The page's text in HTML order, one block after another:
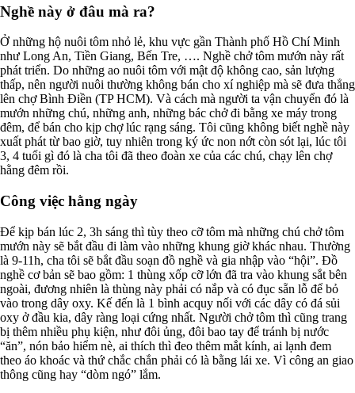
Nghề này ở đâu mà ra?
Ở những hộ nuôi tôm nhỏ lẻ, khu vực gần Thành phố Hồ Chí Minh
như Long An, Tiền Giang, Bến Tre, …. Nghề chở tôm mướn này rất
phát triển. Do những ao nuôi tôm với mật độ không cao, sản lượng
thấp, nên người nuôi thường không bán cho xí nghiệp mà sẽ đưa thẳng
lên chợ Bình Điền (TP HCM). Và cách mà người ta vận chuyển đó là
mướn những chú, những anh, những bác chở đi bằng xe máy trong
đêm, để bán cho kịp chợ lúc rạng sáng. Tôi cũng không biết nghề này
xuất phát từ bao giờ, tuy nhiên trong ký ức non nớt còn sót lại, lúc tôi
3, 4 tuổi gì đó là cha tôi đã theo đoàn xe của các chú, chạy lên chợ
hằng đêm rồi.
Công việc hằng ngày
Để kịp bán lúc 2, 3h sáng thì tùy theo cỡ tôm mà những chú chở tôm
mướn này sẽ bắt đầu đi làm vào những khung giờ khác nhau. Thường
là 9-11h, cha tôi sẽ bắt đầu soạn đồ nghề và gia nhập vào “hội”. Đồ
nghề cơ bản sẽ bao gồm: 1 thùng xốp cỡ lớn đã tra vào khung sắt bên
ngoài, đương nhiên là thùng này phải có nắp và có đục sẵn lỗ để bỏ
vào trong dây oxy. Kế đến là 1 bình acquy nối với các dây có đá sủi
oxy ở đầu kia, dây ràng loại cứng nhất. Người chở tôm thì cũng trang
bị thêm nhiều phụ kiện, như đôi ủng, đôi bao tay để tránh bị nước
“ăn”, nón bảo hiểm nè, ai thích thì đeo thêm mắt kính, ai lạnh đem
theo áo khoác và thứ chắc chắn phải có là bằng lái xe. Vì công an giao
thông cũng hay “dòm ngó” lắm.